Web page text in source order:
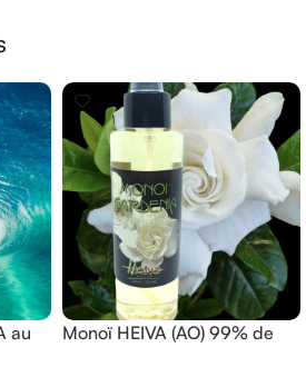
au
Monoï HEIVA (AO) 99% de